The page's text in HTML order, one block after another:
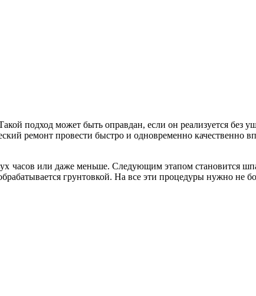
подход может быть оправдан, если он реализуется без
ремонт провести быстро и одновременно качественно
часов или даже меньше. Следующим этапом становится
грунтовкой. На все эти процедуры нужно не